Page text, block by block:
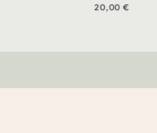
20,00 €